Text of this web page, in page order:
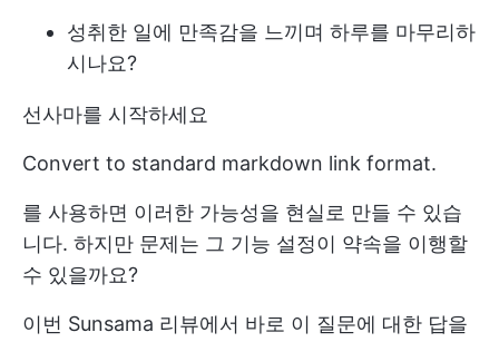
성취한 일에 만족감을 느끼며 하루를 마무리하
시나요?
선사마를 시작하세요
Convert to standard markdown link format.
를 사용하면 이러한 가능성을 현실로 만들 수 있습
니다. 하지만 문제는 그 기능 설정이 약속을 이행할
수 있을까요?
이번 Sunsama 리뷰에서 바로 이 질문에 대한 답을